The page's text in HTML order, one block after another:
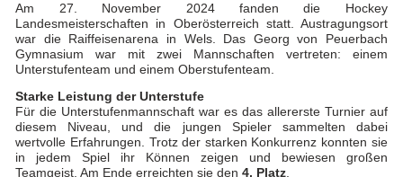
Am 27. November 2024 fanden die Hockey
Landesmeisterschaften in Oberösterreich statt. Austragungsort
war die Raiffeisenarena in Wels. Das Georg von Peuerbach
Gymnasium war mit zwei Mannschaften vertreten: einem
Unterstufenteam und einem Oberstufenteam.
Starke Leistung der Unterstufe
Für die Unterstufenmannschaft war es das allererste Turnier auf
diesem Niveau, und die jungen Spieler sammelten dabei
wertvolle Erfahrungen. Trotz der starken Konkurrenz konnten sie
in jedem Spiel ihr Können zeigen und bewiesen großen
Teamgeist. Am Ende erreichten sie den4. Platz.